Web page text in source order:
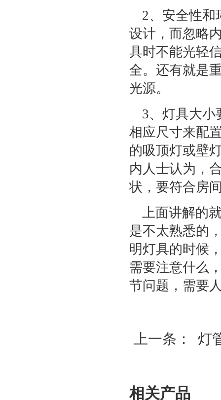
2、安全性和
设计，而忽略
具时不能光轻
全。还有就是
光源。
3、灯具大小
相应尺寸来配
的吸顶灯或壁
内人士认为，
状，要符合房
上面讲解的
是不太熟悉的
明灯具的时候
需要注意什么
节问题，需要
上一条： 灯
相关产品